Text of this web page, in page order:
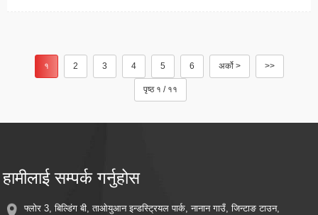
१ 2 3 4 5 6 अर्को > >>
पृष्ठ १ / ११
हामीलाई सम्पर्क गर्नुहोस
फ्लोर 3, बिल्डिंग बी, ताओयुआन इन्डस्ट्रियल पार्क, नानान गाउँ, जिन्टाङ टाउन,